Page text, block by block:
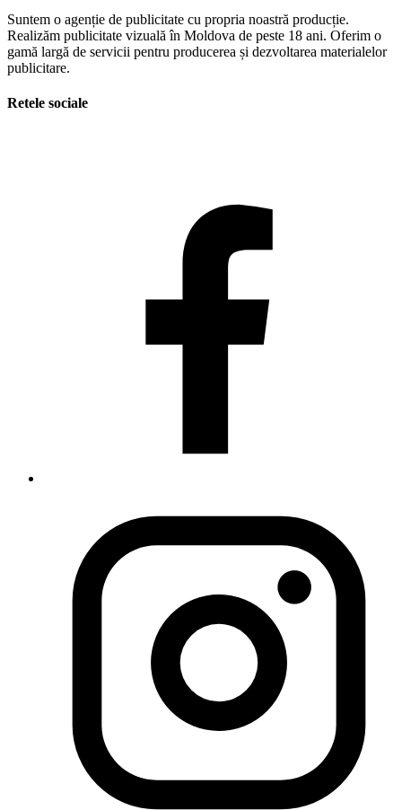
Suntem o agenție de publicitate cu propria noastră producție.
Realizăm publicitate vizuală în Moldova de peste 18 ani. Oferim o
gamă largă de servicii pentru producerea și dezvoltarea materialelor
publicitare.
Retele sociale